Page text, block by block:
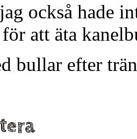
också hade
för att äta
bullar efter